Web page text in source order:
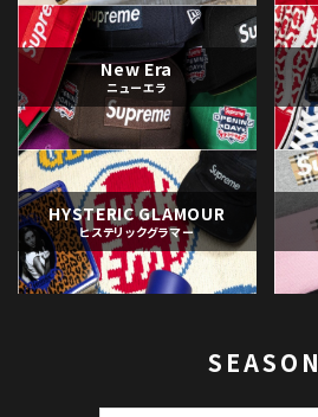
New Era
ニューエラ
HYSTERIC GLAMOUR
ヒステリックグラマー
SEASON